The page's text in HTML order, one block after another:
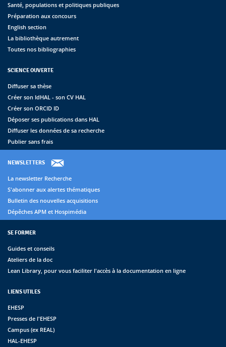
Santé, populations et politiques publiques
Préparation aux concours
English section
La bibliothèque autrement
Toutes nos bibliographies
SCIENCE OUVERTE
Diffuser sa thèse
Créer son IdHAL - son CV HAL
Créer son ORCID ID
Déposer ses publications dans HAL
Diffuser les données de sa recherche
Publier sans frais
NEWSLETTERS
La newsletter Recherche
S'abonner aux alertes thématiques
Bulletin des nouvelles acquisitions
Dépêches APM et Hospimédia
SE FORMER
Guides et conseils
Ateliers de la doc
Lean Library, pour vous faciliter l'accès à la documentation en ligne
LIENS UTILES
EHESP
Presses de l'EHESP
Campus (ex REAL)
HAL-EHESP